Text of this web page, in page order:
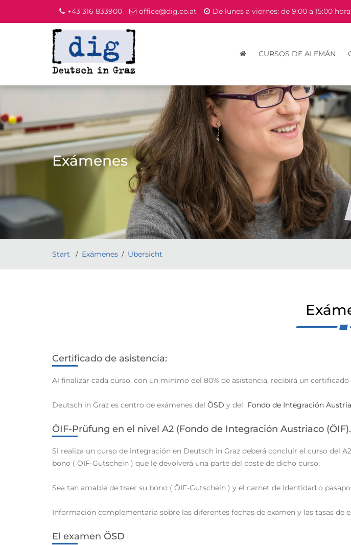
+43 316 833900 office@dig.co.at De lunes a viernes: de 9:00 a 15:00
CURSOS DE ALEMÁN
Exámenes
Start Exámenes Übersicht
Certificado de asistencia:
Al finalizar cada curso, con un mínimo del 80% de asistencia, recibirá un certificado
Deutsch in Graz es centro de exámenes del ÖSD y del Fondo de Integración
ÖIF-Prüfung en el nivel A2 (Fondo de Integración Austriaco (ÖIF).
Si realiza un curso de integración en Deutsch in Graz deberá concluir el curso del
bono ( ÖIF-Gutschein ) que le devolverá una parte del coste de dicho curso.
Sea tan amable de traer su bono ( ÖIF-Gutschein ) y el carnet de identidad o
Información complementaria sobre las diferentes fechas de examen y las tasas de
El examen ÖSD